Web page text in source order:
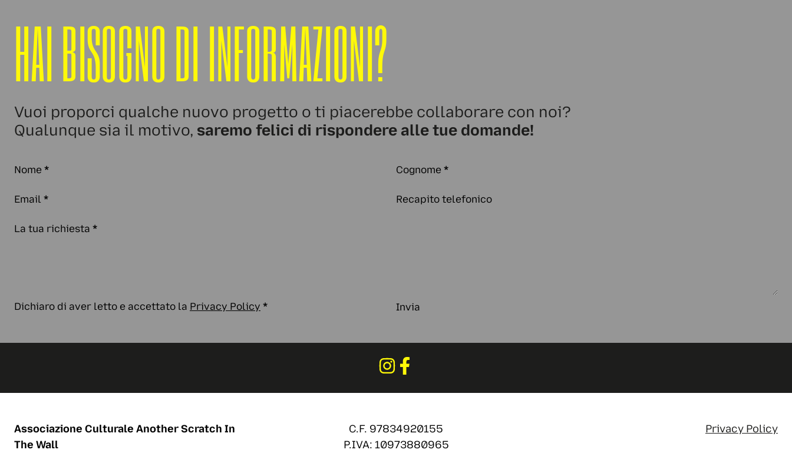
HAI BISOGNO DI INFORMAZIONI?
Vuoi proporci qualche nuovo progetto o ti piacerebbe collaborare con noi?
Qualunque sia il motivo, saremo felici di rispondere alle tue domande!
Nome * Cognome *
Email * Recapito telefonico
La tua richiesta *
Dichiaro di aver letto e accettato la Privacy Policy * Invia
Associazione Culturale Another Scratch In
The Wall
C.F. 97834920155
P.IVA: 10973880965
Privacy Policy